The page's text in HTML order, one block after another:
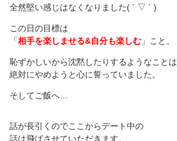
全然堅い感じはなくなりました( ´ ▽ ` )
この日の目標は
「相手を楽しませる&自分も楽しむ 」こと。
恥ずかしいから沈黙したりするようなことは
絶対にやめようと心に誓っていました。
そしてご飯へ…
話が長引くのでここからデート中の
話は飛ばさせていただきます。